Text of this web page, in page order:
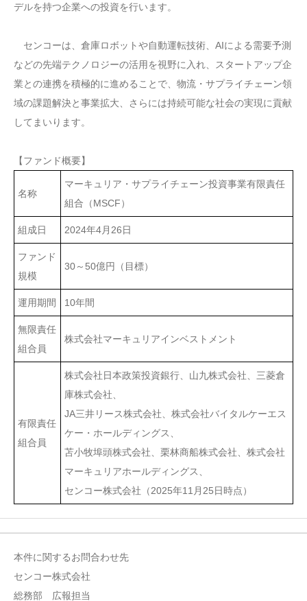
デルを持つ企業への投資を行います。
センコーは、倉庫ロボットや自動運転技術、AIによる需要予測
などの先端テクノロジーの活用を視野に入れ、スタートアップ企
業との連携を積極的に進めることで、物流・サプライチェーン領
域の課題解決と事業拡大、さらには持続可能な社会の実現に貢献
してまいります。
【ファンド概要】
名称
マーキュリア・サプライチェーン投資事業有限責任
組合（MSCF）
組成日 2024年4月26日
ファンド
規模
30～50億円（目標）
運用期間 10年間
無限責任
組合員
株式会社マーキュリアインベストメント
有限責任
組合員
株式会社日本政策投資銀行、山九株式会社、三菱倉
庫株式会社、
JA三井リース株式会社、株式会社バイタルケーエス
ケー・ホールディングス、
苫小牧埠頭株式会社、栗林商船株式会社、株式会社
マーキュリアホールディングス、
センコー株式会社（2025年11月25日時点）
本件に関するお問合わせ先
センコー株式会社
総務部 広報担当